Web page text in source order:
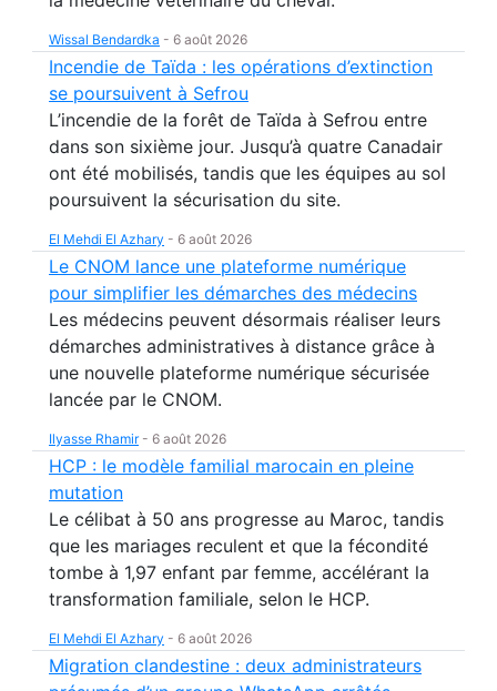
Wissal Bendardka - 6 août 2026
Incendie de Taïda : les opérations d’extinction
se poursuivent à Sefrou
L’incendie de la forêt de Taïda à Sefrou entre
dans son sixième jour. Jusqu’à quatre Canadair
ont été mobilisés, tandis que les équipes au sol
poursuivent la sécurisation du site.
El Mehdi El Azhary - 6 août 2026
Le CNOM lance une plateforme numérique
pour simplifier les démarches des médecins
Les médecins peuvent désormais réaliser leurs
démarches administratives à distance grâce à
une nouvelle plateforme numérique sécurisée
lancée par le CNOM.
Ilyasse Rhamir- 6 août 2026
HCP : le modèle familial marocain en pleine
mutation
Le célibat à 50 ans progresse au Maroc, tandis
que les mariages reculent et que la fécondité
tombe à 1,97 enfant par femme, accélérant la
transformation familiale, selon le HCP.
El Mehdi El Azhary - 6 août 2026
Migration clandestine : deux administrateurs